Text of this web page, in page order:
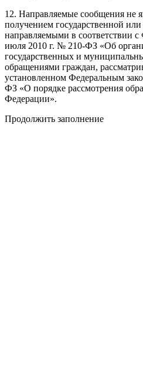
12. Направляемые сообщения не
получением государственной
направляемыми в соответствии
июля 2010 г. № 210-ФЗ «Об
государственных и
обращениями граждан,
установленном Федеральным
ФЗ «О порядке рассмотрения
Федерации».
Продолжить заполнение